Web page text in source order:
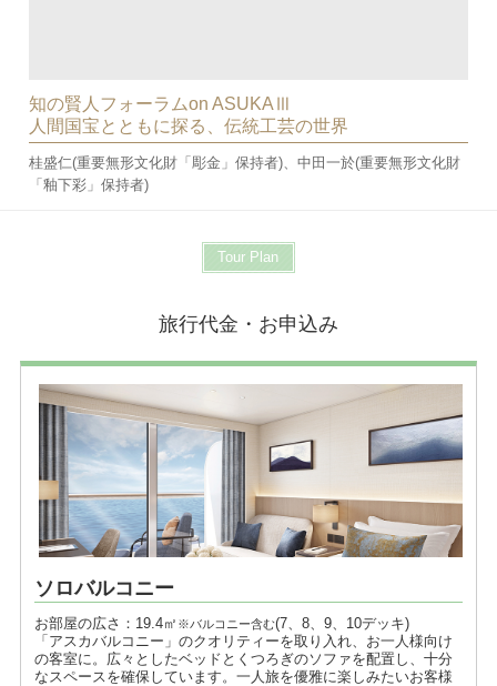
知の賢人フォーラムon ASUKAⅢ
人間国宝とともに探る、伝統工芸の世界
桂盛仁(重要無形文化財「彫金」保持者)、中田一於(重要無形文化財
「釉下彩」保持者)
Tour Plan
旅行代金・お申込み
ソロバルコニー
お部屋の広さ：19.4㎡ ※バルコニー含む(7、8、9、10デッキ)
「アスカバルコニー」のクオリティーを取り入れ、お一人様向け
の客室に。広々としたベッドとくつろぎのソファを配置し、十分
なスペースを確保しています。一人旅を優雅に楽しみたいお客様